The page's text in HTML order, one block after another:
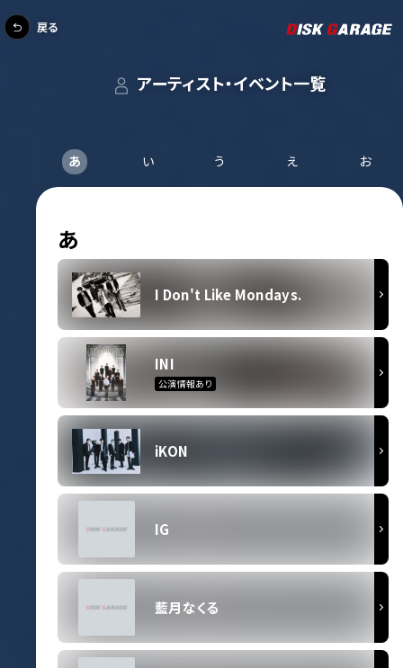
アーティスト・イベント一覧
あ い う え お
あ
I Don't Like Mondays.
INI
公演情報あり
iKON
IG
藍月なくる
戻る